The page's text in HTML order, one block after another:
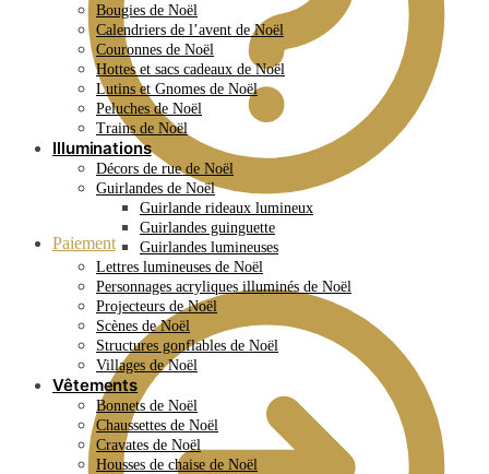
Paiement
Bougies de Noël
Calendriers de l’avent de Noël
Couronnes de Noël
Hottes et sacs cadeaux de Noël
Lutins et Gnomes de Noël
Peluches de Noël
Trains de Noël
Illuminations
Décors de rue de Noël
Guirlandes de Noël
Guirlande rideaux lumineux
Guirlandes guinguette
Guirlandes lumineuses
Lettres lumineuses de Noël
Personnages acryliques illuminés de Noël
Projecteurs de Noël
Scènes de Noël
Structures gonflables de Noël
Villages de Noël
Vêtements
Bonnets de Noël
Chaussettes de Noël
Cravates de Noël
Housses de chaise de Noël